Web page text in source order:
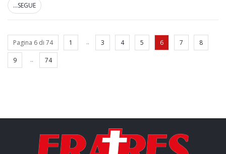
...SEGUE
Pagina 6 di 74 1 .. 3 4 5 6 7 8
9 .. 74